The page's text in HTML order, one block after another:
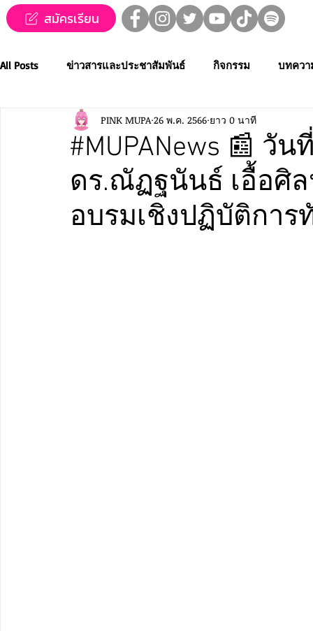
สมัครเรียน
All Posts ข่าวสารและประชาสัมพันธ์ กิจกรรม บทควา
ข่าวทุนการศึกษา MUPA ชวนชม👀🍿 MUPA On
Western Music Applied Performing Art Creative Thai
การประกวดดนตรีไทย
#MUPANews 📰 วัน
ดร.ณัฏฐนันธ์ เอื้อศิ
อบรมเชิงปฏิบัติการ
PINK MUPA 26 พ.ค. 2566 ยาว 0 นาที